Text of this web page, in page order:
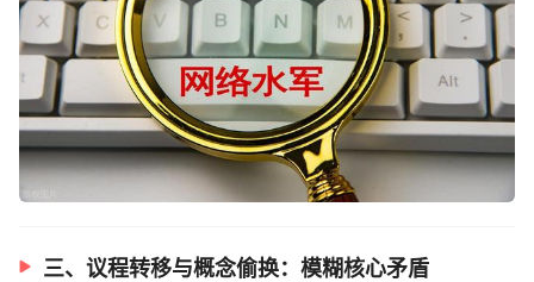
三、议程转移与概念偷换：模糊核心矛盾